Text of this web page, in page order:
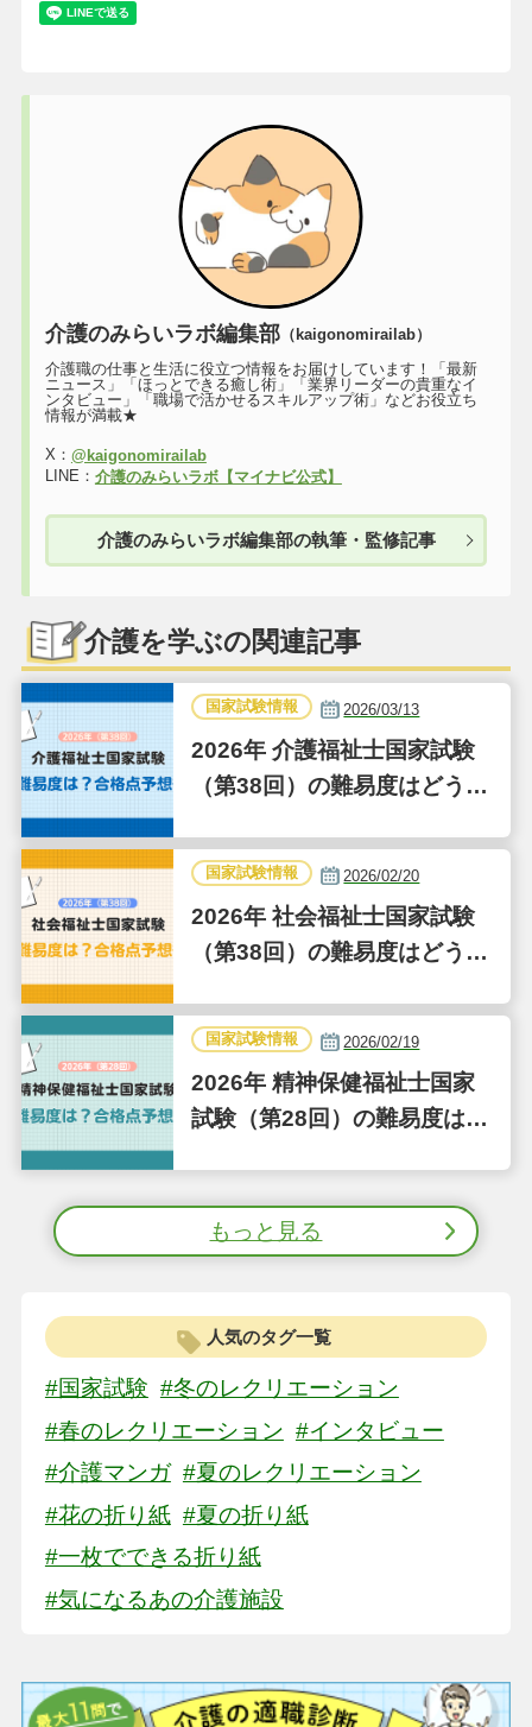
介護のみらいラボ編集部（kaigonomirailab）
介護職の仕事と生活に役立つ情報をお届けしています！「最新
ニュース」「ほっとできる癒し術」「業界リーダーの貴重なイ
ンタビュー」「職場で活かせるスキルアップ術」などお役立ち
情報が満載★
X： @kaigonomirailab
LINE： 介護のみらいラボ【マイナビ公式】
介護のみらいラボ編集部の執筆・監修記事
介護を学ぶの関連記事
国家試験情報 2026/03/13
2026年 介護福祉士国家試験
（第38回）の難易度はどうだ
国家試験情報 2026/02/20
2026年 社会福祉士国家試験
（第38回）の難易度はどうだ
国家試験情報 2026/02/19
2026年 精神保健福祉士国家
試験（第28回）の難易度はど
もっと見る
人気のタグ一覧
#国家試験 #冬のレクリエーション
#春のレクリエーション #インタビュー
#介護マンガ #夏のレクリエーション
#花の折り紙 #夏の折り紙
#一枚でできる折り紙
#気になるあの介護施設